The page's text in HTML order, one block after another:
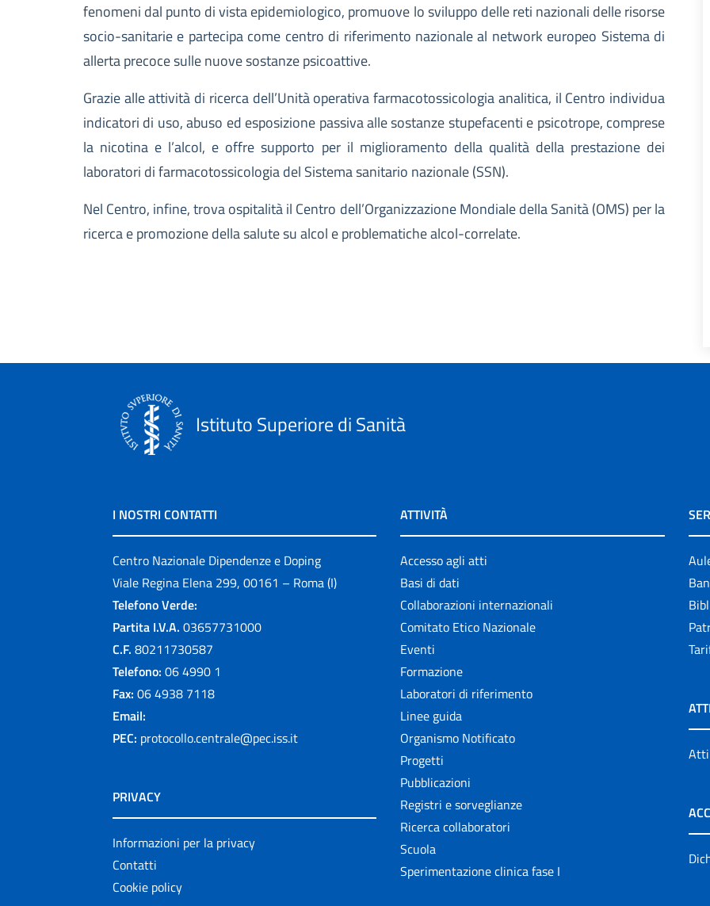
fenomeni dal punto di vista epidemiologico, promuove lo sviluppo delle reti nazionali delle risorse
socio-sanitarie e partecipa come centro di riferimento nazionale al network europeo Sistema di
allerta precoce sulle nuove sostanze psicoattive.
Grazie alle attività di ricerca dell’Unità operativa farmacotossicologia analitica, il Centro individua
indicatori di uso, abuso ed esposizione passiva alle sostanze stupefacenti e psicotrope, comprese
la nicotina e l’alcol, e offre supporto per il miglioramento della qualità della prestazione dei
laboratori di farmacotossicologia del Sistema sanitario nazionale (SSN).
Nel Centro, infine, trova ospitalità il Centro dell’Organizzazione Mondiale della Sanità (OMS) per la
ricerca e promozione della salute su alcol e problematiche alcol-correlate.
Istituto Superiore di Sanità
I NOSTRI CONTATTI
Centro Nazionale Dipendenze e Doping
Viale Regina Elena 299, 00161 – Roma (I)
Telefono Verde:
Partita I.V.A. 03657731000
C.F. 80211730587
Telefono: 06 4990 1
Fax: 06 4938 7118
Email:
PEC: protocollo.centrale@pec.iss.it
PRIVACY
Informazioni per la privacy
Contatti
Cookie policy
ATTIVITÀ
Accesso agli atti
Basi di dati
Collaborazioni internazionali
Comitato Etico Nazionale
Eventi
Formazione
Laboratori di riferimento
Linee guida
Organismo Notificato
Progetti
Pubblicazioni
Registri e sorveglianze
Ricerca collaboratori
Scuola
Sperimentazione clinica fase I
Atti